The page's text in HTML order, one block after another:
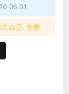
06-01
久会员: 免费